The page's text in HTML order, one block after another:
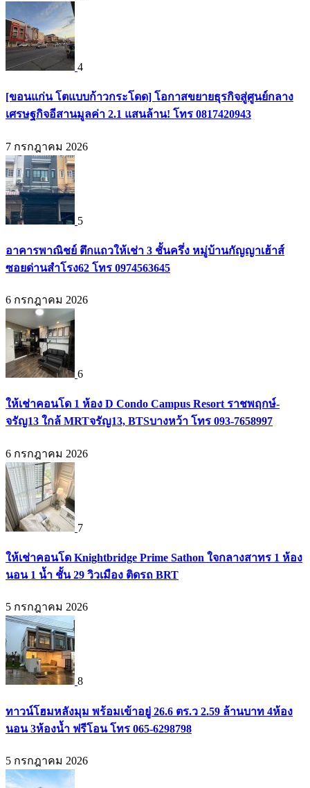
4
[ขอนแก่น โตแบบก้าวกระโดด] โอกาสขยายธุรกิจสู่ศูนย์กลาง
เศรษฐกิจอีสานมูลค่า 2.1 แสนล้าน! โทร 0817420943
7 กรกฎาคม 2026
5
อาคารพาณิชย์ ตึกแถวให้เช่า 3 ชั้นครึ่ง หมู่บ้านกัญญาเฮ้าส์
ซอยด่านสำโรง62 โทร 0974563645
6 กรกฎาคม 2026
6
ให้เช่าคอนโด 1 ห้อง D Condo Campus Resort ราชพฤกษ์-
จรัญ13 ใกล้ MRTจรัญ13, BTSบางหว้า โทร 093-7658997
6 กรกฎาคม 2026
7
ให้เช่าคอนโด Knightbridge Prime Sathon ใจกลางสาทร 1 ห้อง
นอน 1 น้ำ ชั้น 29 วิวเมือง ติดรถ BRT
5 กรกฎาคม 2026
8
ทาวน์โฮมหลังมุม พร้อมเข้าอยู่ 26.6 ตร.ว 2.59 ล้านบาท 4ห้อง
นอน 3ห้องน้ำ ฟรีโอน โทร 065-6298798
5 กรกฎาคม 2026